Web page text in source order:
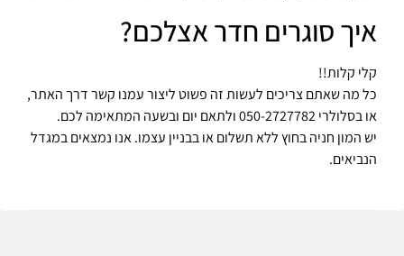
איך סוגרים חדר אצלכם?
קלי קלות!!
כל מה שאתם צריכים לעשות זה פשוט ליצור עמנו קשר דרךהאתר,
או בסלולרי 050-2727782 ולתאם יום ובשעה המתאימה לכם.
יש המון חניה בחוץ ללא תשלום או בבניין עצמו. אנו נמצאים במגדל
הנביאים.